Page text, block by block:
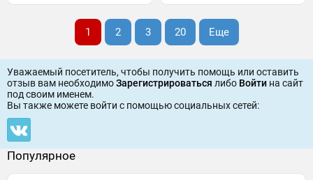
1 2 3 20 Еще
Уважаемый посетитель, чтобы получить помощь или оставить
отзыв вам необходимоЗарегистрироваться либо Войти на сайт
под своим именем.
Вы также можете войти c помощью социальных сетей:
Популярное